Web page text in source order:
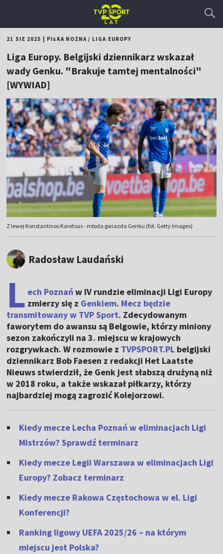
21 SIE 2025 PIŁKA NOŻNA/ LIGA EUROPY
Liga Europy. Belgijski dziennikarz wskazał
wady Genku. "Brakuje tamtej mentalności"
[WYWIAD]
Z lewej Konstantinos Karetsas - młoda gwiazda Genku (fot. Getty Images)
Radosław Laudański
L ech Poznańw IV rundzie eliminacji Ligi Europy
zmierzy się z Genkiem. Mecz będzie
transmitowany w TVP Sport. Zdecydowanym
faworytem do awansu są Belgowie, którzy miniony
sezon zakończyli na 3. miejscu w krajowych
rozgrywkach. W rozmowie z TVPSPORT.PL belgijski
dziennikarz Bob Faesen z redakcji Het Laatste
Nieuws stwierdził, że Genk jest słabszą drużyną niż
w 2018 roku, a także wskazał piłkarzy, którzy
najbardziej mogą zagrozić Kolejorzowi.
Kiedy mecze Lecha Poznań w eliminacjach Ligi
Mistrzów? Sprawdź terminarz
Kiedy mecze Legii Warszawa w eliminacjach Ligi
Europy? Zobacz terminarz
Kiedy mecze Rakowa Częstochowa w el. Ligi
Konferencji?
Ranking ligowy UEFA 2025/26 – na którym
miejscu jest Polska?